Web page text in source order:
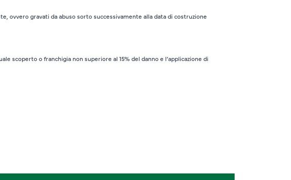
ovvero gravati da abuso sorto successivamente alla data di costruzione
scoperto o franchigia non superiore al 15% del danno e l’applicazione di